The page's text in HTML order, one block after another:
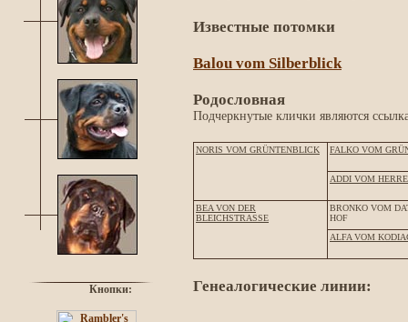
Кнопки:
Известные потомки
Balou vom Silberblick
Родословная
Подчеркнутые клички являются
NORIS VOM GRÜNTENBLICK FALKO VOM
ADDI VOM
BEA VON DER
BLEICHSTRASSE
BRONKO VOM
HOF
ALFA VOM
Генеалогические линии: